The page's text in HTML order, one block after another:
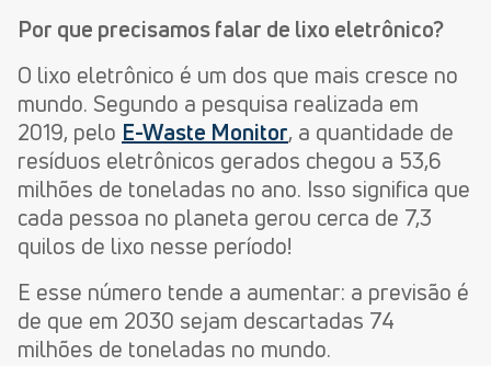
Por que precisamos falar de lixo eletrônico?
O lixo eletrônico é um dos que mais cresce no
mundo. Segundo a pesquisa realizada em
2019, pelo E-Waste Monitor, a quantidade de
resíduos eletrônicos gerados chegou a 53,6
milhões de toneladas no ano. Isso significa que
cada pessoa no planeta gerou cerca de 7,3
quilos de lixo nesse período!
E esse número tende a aumentar: a previsão é
de que em 2030 sejam descartadas 74
milhões de toneladas no mundo.